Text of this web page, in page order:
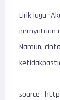
Lirik lagu
pernyataan
Namun,
source :